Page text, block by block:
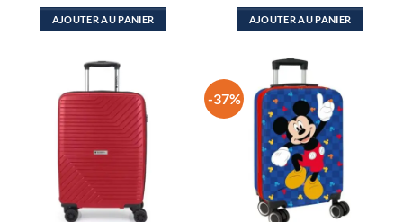
AJOUTER AU PANIER
initial
était :
actuel
AJOUTER AU PANIER
-37%